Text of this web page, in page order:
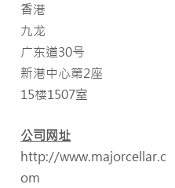
香港
九龙
广东道30号
新港中心第2座
15楼1507室
公司网址
http://www.majorcellar.c
om